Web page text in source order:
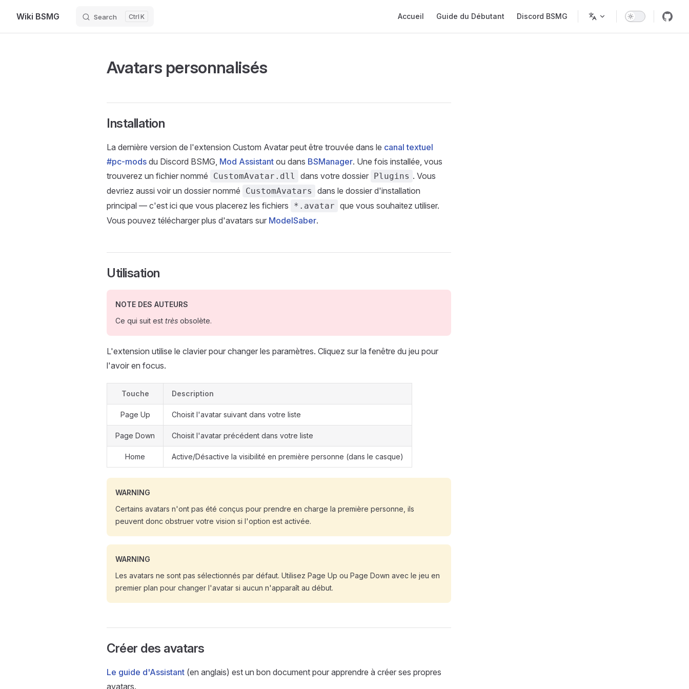
Skip to content
Wiki BSMG Search K Accueil Guide du Débutant Discord BSMG
Avatars personnalisés
Installation
La dernière version de l'extension Custom Avatar peut être trouvée dans le canal textuel
#pc-mods du Discord BSMG, Mod Assistant ou dans BSManager. Une fois installée, vous
trouverez un fichier nommé
CustomAvatar.dll dans votre dossier Plugins . Vous
devriez aussi voir un dossier nommé
CustomAvatars
dans le dossier d'installation
principal — c'est ici que vous placerez les fichiers
*.avatar que vous souhaitez utiliser.
Vous pouvez télécharger plus d'avatars sur ModelSaber.
Utilisation
NOTE DES AUTEURS
Ce qui suit est très obsolète.
L'extension utilise le clavier pour changer les paramètres. Cliquez sur la fenêtre du jeu pour
l'avoir en focus.
Touche Description
Page Up Choisit l'avatar suivant dans votre liste
Page Down Choisit l'avatar précédent dans votre liste
Home Active/Désactive la visibilité en première personne (dans le casque)
WARNING
Certains avatars n'ont pas été conçus pour prendre en charge la première personne, ils
peuvent donc obstruer votre vision si l'option est activée.
WARNING
Les avatars ne sont pas sélectionnés par défaut. Utilisez Page Up ou Page Down avec le jeu en
premier plan pour changer l'avatar si aucun n'apparaît au début.
Créer des avatars
Le guide d'Assistant (en anglais) est un bon document pour apprendre à créer ses propres
avatars.